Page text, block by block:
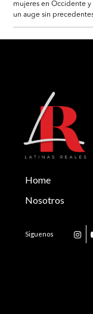
mujeres en Occidente
un auge sin
Home
Nosotros